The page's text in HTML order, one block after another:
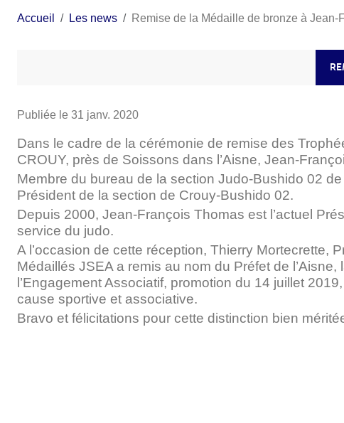
Accueil Les news Remise de la Médaille de bronze à Jean-
Publiée le 31 janv. 2020
Dans le cadre de la cérémonie de remise des
CROUY, près de Soissons dans l’Aisne, Jean-
Membre du bureau de la section Judo-Bushido 02
Président de la section de Crouy-Bushido 02.
Depuis 2000, Jean-François Thomas est l’actuel
service du judo.
A l’occasion de cette réception, Thierry Mortecrette,
Médaillés JSEA a remis au nom du Préfet de
l’Engagement Associatif, promotion du 14 juillet
cause sportive et associative.
Bravo et félicitations pour cette distinction bien